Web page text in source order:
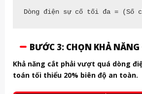
Dòng điện sự cố tối đa = (Số
BƯỚC 3: CHỌN KHẢ NĂNG
Khả năng cắt phải vượt quá dòng
toán tối thiểu 20% biên độ an toàn.